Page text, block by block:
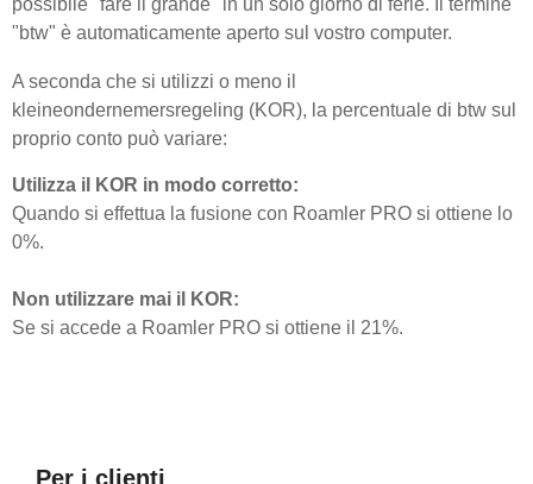
possibile "fare il grande" in un solo giorno di ferie. Il termine
"btw" è automaticamente aperto sul vostro computer.
A seconda che si utilizzi o meno il
kleineondernemersregeling (KOR), la percentuale di btw sul
proprio conto può variare:
Utilizza il KOR in modo corretto:
Quando si effettua la fusione con Roamler PRO si ottiene lo
0%.
Non utilizzare mai il KOR:
Se si accede a Roamler PRO si ottiene il 21%.
Per i clienti